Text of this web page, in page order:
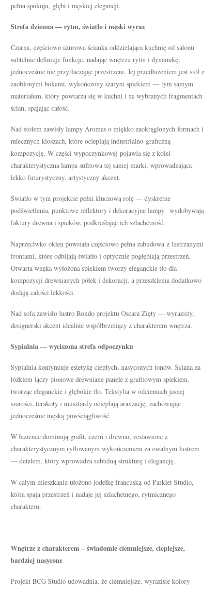
pełna spokoju, głębi i męskiej elegancji.
Strefa dzienna — rytm, światło i męski wyraz
Czarna, częściowo ażurowa ścianka oddzielająca kuchnię od salonu
subtelnie definiuje funkcje, nadając wnętrzu rytm i dynamikę,
jednocześnie nie przytłaczając przestrzeni. Jej przedłużeniem jest stół z
zaoblonymi bokami, wykończony szarym spiekiem — tym samym
materiałem, który powtarza się w kuchni i na wybranych fragmentach
ścian, spajając całość.
Nad stołem zawisły lampy Aromas o miękko zaokrąglonych formach i
mlecznych kloszach, które ocieplają industrialno-graficzną
kompozycję. W części wypoczynkowej pojawia się z kolei
charakterystyczna lampa sufitowa tej samej marki, wprowadzająca
lekko futurystyczny, artystyczny akcent.
Światło w tym projekcie pełni kluczową rolę — dyskretne
podświetlenia, punktowe reflektory i dekoracyjne lampy wydobywają
faktury drewna i spieków, podkreślając ich szlachetność.
Naprzeciwko okien powstała częściowo pełna zabudowa z lustrzanymi
frontami, które odbijają światło i optycznie pogłębiają przestrzeń.
Otwarta wnęka wyłożona spiekiem tworzy eleganckie tło dla
kompozycji drewnianych półek i dekoracji, a przeszklenia dodatkowo
dodają całości lekkości.
Nad sofą zawisło lustro Rondo projektu Oscara Zięty — wyrazisty,
designerski akcent idealnie współbrzmiący z charakterem wnętrza.
Sypialnia — wyciszona strefa odpoczynku
Sypialnia kontynuuje estetykę ciepłych, nasyconych tonów. Ściana za
łóżkiem łączy pionowe drewniane panele z grafitowym spiekiem,
tworząc eleganckie i głębokie tło. Tekstylia w odcieniach jasnej
szarości, terakoty i musztardy ocieplają aranżację, zachowując
jednocześnie męską powściągliwość.
W łazience dominują grafit, czerń i drewno, zestawione z
charakterystycznym ryflowanym wykończeniem za owalnym lustrem
— detalem, który wprowadza subtelną strukturę i elegancję.
W całym mieszkaniu ułożono jodełkę francuską od Parkiet Studio,
która spaja przestrzeń i nadaje jej szlachetnego, rytmicznego
charakteru.
Wnętrze z charakterem – świadomie ciemniejsze, cieplejsze,
bardziej nasycone
Projekt BCG Studio udowadnia, że ciemniejsze, wyraziste kolory